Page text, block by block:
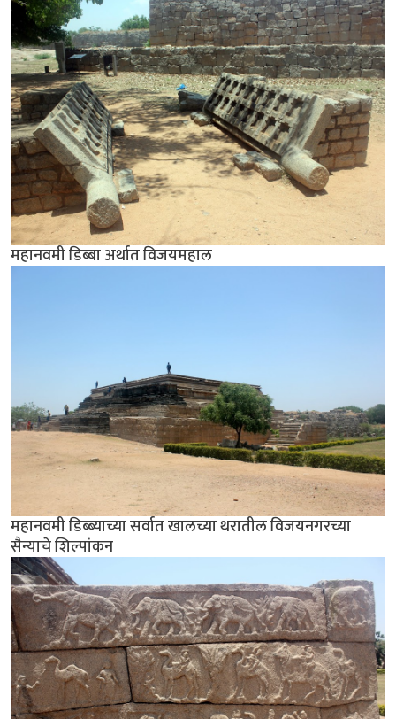
महानवमी डिब्बा अर्थात विजयमहाल
महानवमी डिब्ब्याच्या सर्वात खालच्या थरातील विजयनगरच्या
सैन्याचे शिल्पांकन